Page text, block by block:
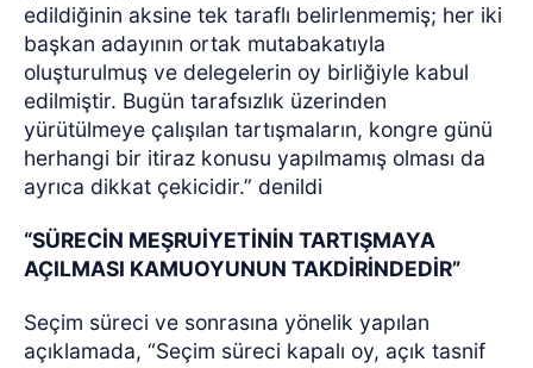
edildiğinin aksine tek taraflı belirlenmemiş; her iki
başkan adayının ortak mutabakatıyla
oluşturulmuş ve delegelerin oy birliğiyle kabul
edilmiştir. Bugün tarafsızlık üzerinden
yürütülmeye çalışılan tartışmaların, kongre günü
herhangi bir itiraz konusu yapılmamış olması da
ayrıca dikkat çekicidir.” denildi
“SÜRECİN MEŞRUİYETİNİN TARTIŞMAYA
AÇILMASI KAMUOYUNUN TAKDİRİNDEDİR”
Seçim süreci ve sonrasına yönelik yapılan
açıklamada, “Seçim süreci kapalı oy, açık tasnif